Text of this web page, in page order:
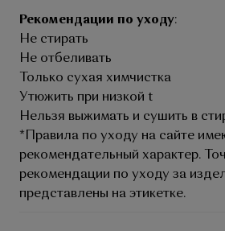
Рекомендации по уходу:
Не стирать
Не отбеливать
Только сухая химчистка
Утюжить при низкой t
Нельзя выжимать и сушить в
*Правила по уходу на сайте
рекомендательный характер.
рекомендации по уходу за
представлены на этикетке.